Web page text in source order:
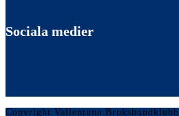
Sociala medier
Copyright Vallentuna Brukshundklubb